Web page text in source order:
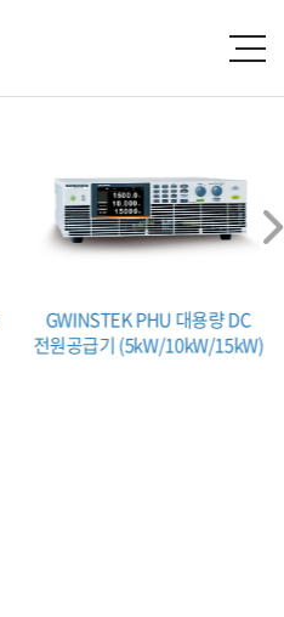
GWINSTEK PHU 대용량 DC
전원공급기 (5kW/10kW/15kW)